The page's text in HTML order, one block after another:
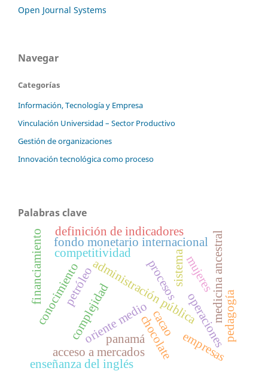
Open Journal Systems
Navegar
Categorías
Información, Tecnología y Empresa
Vinculación Universidad – Sector Productivo
Gestión de organizaciones
Innovación tecnológica como proceso
Palabras clave
administración pública
procesos
competitividad
fondo monetario internacional
petróleo
oriente medio medicina ancestral
complejidad
conocimiento sistema
cacao
chocolate operaciones
financiamiento
acceso a mercados empresas
mujeres
definición de indicadores
panamá pedagogía
enseñanza del inglés